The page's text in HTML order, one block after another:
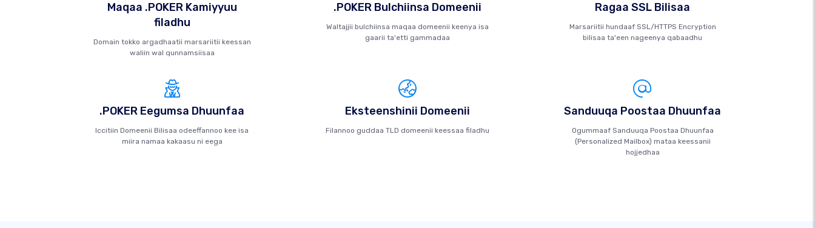
Maqaa .POKER Kamiyyuu
filadhu
Domain tokko argadhaatii marsariitii keessan
waliin wal qunnamsiisaa
.POKER Bulchiinsa Domeenii
Waltajjii bulchiinsa maqaa domeenii keenya isa
gaarii ta'etti gammadaa
Ragaa SSL Bilisaa
Marsariitii hundaaf SSL/HTTPS Encryption
bilisaa ta'een nageenya qabaadhu
.POKER Eegumsa Dhuunfaa
Iccitiin Domeenii Bilisaa odeeffannoo kee isa
miira namaa kakaasu ni eega
Eksteenshinii Domeenii
Filannoo guddaa TLD domeenii keessaa filadhu
Sanduuqa Poostaa Dhuunfaa
Ogummaaf Sanduuqa Poostaa Dhuunfaa
(Personalized Mailbox) mataa keessanii
hojjedhaa